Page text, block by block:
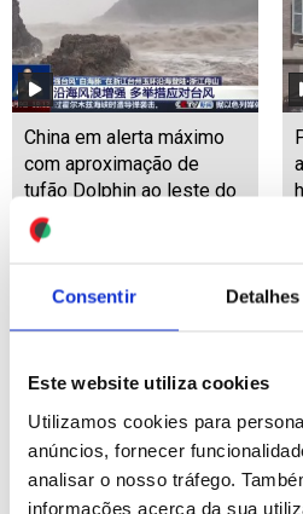
Consentir Detalhes
Este website utiliza cookies
Utilizamos cookies para
anúncios, fornecer
analisar o nosso tráfego.
informações acerca da sua
China em alerta máximo
com aproximação de
tufão Dolphin ao leste do
país
Irão: Teerão insiste que